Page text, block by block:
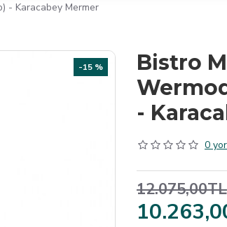
- Karacabey Mermer
-15 %
Bistro
-
0
12.075,00TL